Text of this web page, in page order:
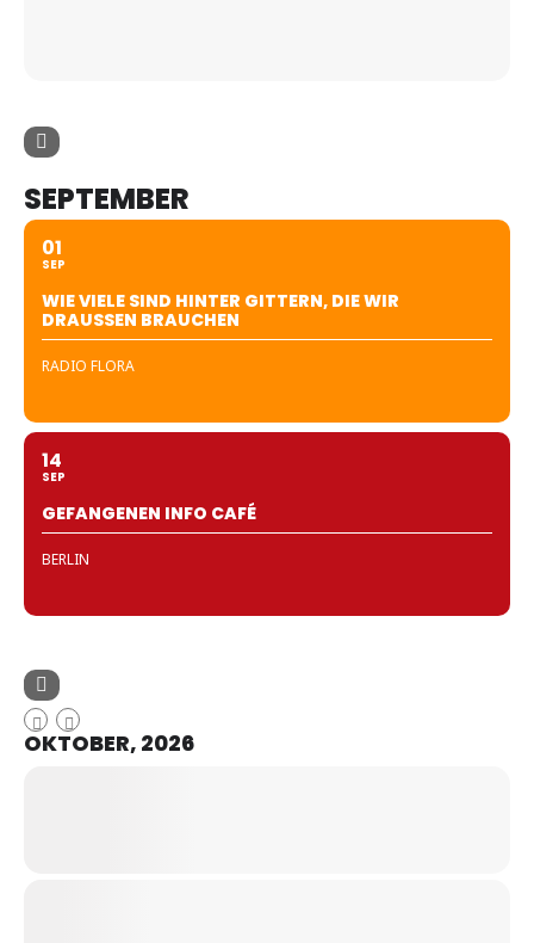
SEPTEMBER
01
SEP
WIE VIELE SIND HINTER GITTERN, DIE WIR
DRAUSSEN BRAUCHEN
RADIO FLORA
14
SEP
GEFANGENEN INFO CAFÉ
BERLIN
OKTOBER, 2026